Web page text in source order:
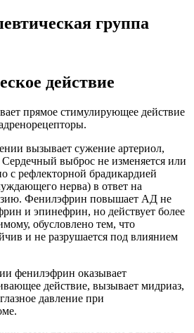
группа
действие
прямое стимулирующее действие
вызывает сужение артериол,
выброс не изменяется или
с рефлекторной брадикардией
нерва) в ответ на
Фенилэфрин повышает АД не
и эпинефрин, но действует более
обусловлено тем, что
и не разрушается под влиянием
фенилэфрин оказывает
действие, вызывает мидриаз,
давление при